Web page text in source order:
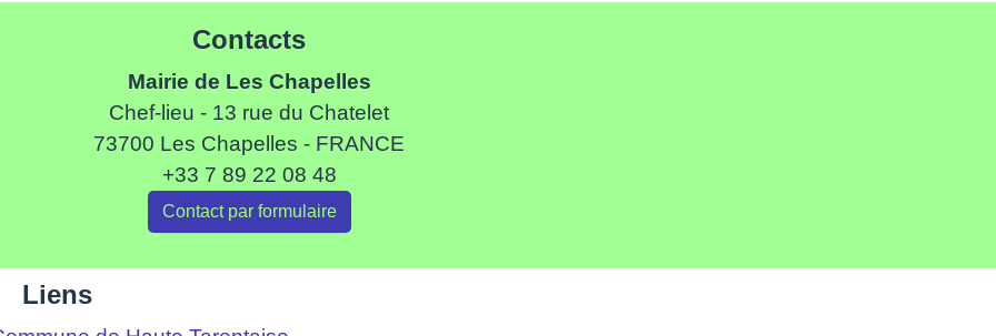
Contacts
Mairie de Les Chapelles
Chef-lieu - 13 rue du Chatelet
73700 Les Chapelles - FRANCE
+33 7 89 22 08 48
Contact par formulaire
Liens